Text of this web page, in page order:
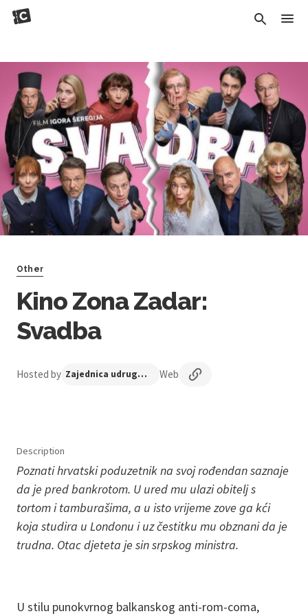
Other
Kino Zona Zadar:
Svadba
Hosted by Zajednica udruga Centar nezavisne kulture Web
Description
Poznati hrvatski poduzetnik na svoj rođendan saznaje
da je pred bankrotom. U ured mu ulazi obitelj s
tortom i tamburašima, a u isto vrijeme zove ga kći
koja studira u Londonu i uz čestitku mu obznani da je
trudna. Otac djeteta je sin srpskog ministra.
U stilu punokvrnog balkanskog anti-rom-coma,